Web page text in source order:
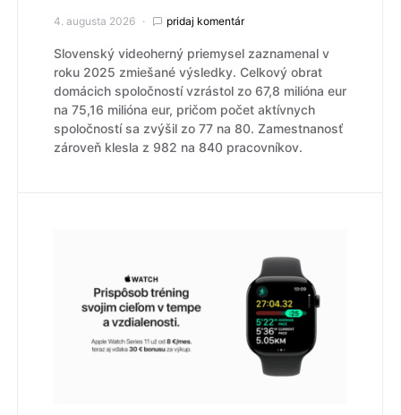
4. augusta 2026 pridaj komentár
Slovenský videoherný priemysel zaznamenal v
roku 2025 zmiešané výsledky. Celkový obrat
domácich spoločností vzrástol zo 67,8 milióna eur
na 75,16 milióna eur, pričom počet aktívnych
spoločností sa zvýšil zo 77 na 80. Zamestnanosť
zároveň klesla z 982 na 840 pracovníkov.